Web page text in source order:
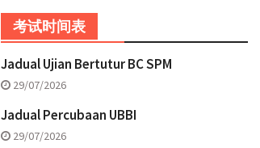
考试时间表
Jadual Ujian Bertutur BC SPM
29/07/2026
Jadual Percubaan UBBI
29/07/2026